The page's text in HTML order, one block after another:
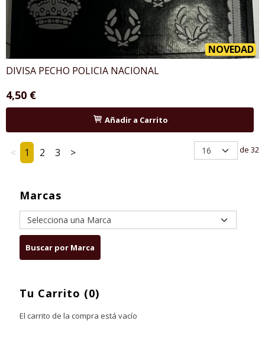
Marcas
Tu Carrito (0)
El carrito de la compra está vacío
NOVEDAD
DIVISA PECHO POLICIA NACIONAL
4,50 €
Añadir a Carrito
< 1 2 3 > de 32